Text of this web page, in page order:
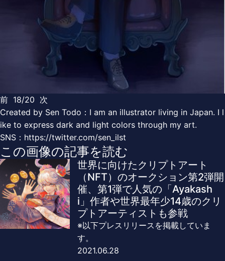
前 18/20 次
Created by Sen Todo：I am an illustrator living in Japan. I l
ike to express dark and light colors through my art.
SNS：https://twitter.com/sen_ilst
この画像の記事を読む
世界に向けたクリプトアート
（NFT）のオークション第2弾開
催、第1弾で人気の「Ayakash
i」作者や世界最年少14歳のクリ
プトアーティストも参戦
※以下プレスリリースを掲載していま
す。
2021.06.28